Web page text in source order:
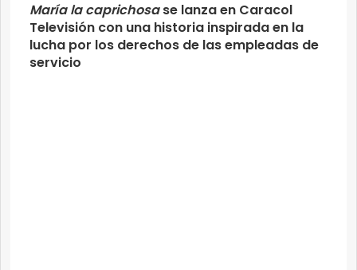
María la caprichosase lanza en Caracol
Televisión con una historia inspirada en la
lucha por los derechos de las empleadas de
servicio